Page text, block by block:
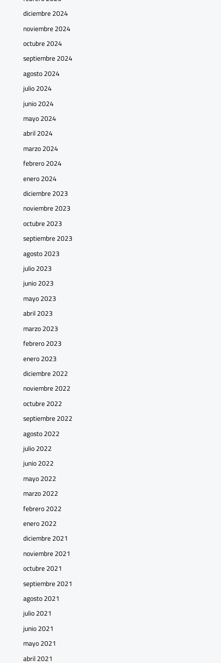
diciembre 2024
noviembre 2024
octubre 2024
septiembre 2024
agosto 2024
julio 2024
junio 2024
mayo 2024
abril 2024
marzo 2024
febrero 2024
enero 2024
diciembre 2023
noviembre 2023
octubre 2023
septiembre 2023
agosto 2023
julio 2023
junio 2023
mayo 2023
abril 2023
marzo 2023
febrero 2023
enero 2023
diciembre 2022
noviembre 2022
octubre 2022
septiembre 2022
agosto 2022
julio 2022
junio 2022
mayo 2022
marzo 2022
febrero 2022
enero 2022
diciembre 2021
noviembre 2021
octubre 2021
septiembre 2021
agosto 2021
julio 2021
junio 2021
mayo 2021
abril 2021